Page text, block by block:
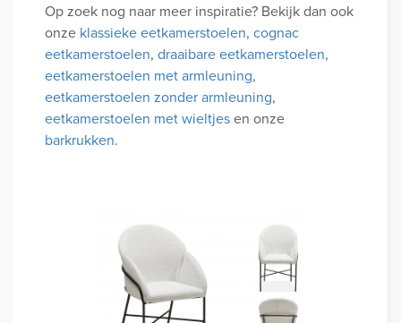
Op zoek nog naar meer inspiratie? Bekijk dan ook
onze klassieke eetkamerstoelen, cognac
eetkamerstoelen, draaibare eetkamerstoelen,
eetkamerstoelen met armleuning,
eetkamerstoelen zonder armleuning,
eetkamerstoelen met wieltjesen onze
barkrukken.